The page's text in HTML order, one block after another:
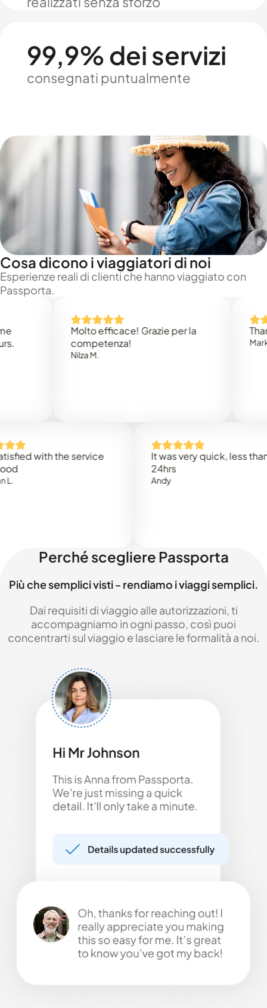
99,9% dei servizi
consegnati puntualmente
Cosa dicono i viaggiatori di noi
Esperienze reali di clienti che hanno viaggiato con
Passporta.
Molto efficace! Grazie per la
competenza!
Thank
the service
It was very quick, less than
Perché scegliere Passporta
Più che semplici visti - rendiamo i viaggi semplici.
Dai requisiti di viaggio alle autorizzazioni, ti
accompagniamo in ogni passo, così puoi
concentrarti sul viaggio e lasciare le formalità a noi.